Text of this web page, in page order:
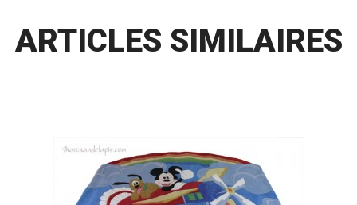
ARTICLES SIMILAIRES